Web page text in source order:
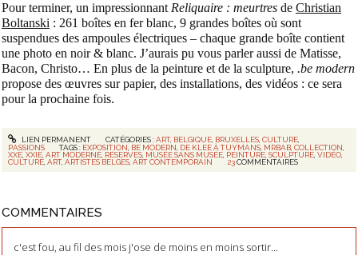
Pour terminer, un impressionnant Reliquaire : meurtres de Christian
Boltanski : 261 boîtes en fer blanc, 9 grandes boîtes où sont
suspendues des ampoules électriques – chaque grande boîte contient
une photo en noir & blanc. J’aurais pu vous parler aussi de Matisse,
Bacon, Christo… En plus de la peinture et de la sculpture, .be modern
propose des œuvres sur papier, des installations, des vidéos : ce sera
pour la prochaine fois.
LIEN PERMANENT CATÉGORIES :ART, BELGIQUE, BRUXELLES, CULTURE,
PASSIONS
TAGS : EXPOSITION BE MODERN DE KLEE À TUYMANS MRBAB ,COLLECTION
XXE ,XXIE ,ART MODERNE RÉSERVES MUSÉE SANS MUSÉE PEINTURE ,SCULPTURE ,VIDÉO
CULTURE ,ART,ARTISTES BELGES ,ART CONTEMPORAIN 23 COMMENTAIRES
COMMENTAIRES
c'est fou, au fil des mois j'ose de moins en moins sortir...